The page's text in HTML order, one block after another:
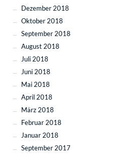
Dezember 2018
Oktober 2018
September 2018
August 2018
Juli 2018
Juni 2018
Mai 2018
April 2018
März 2018
Februar 2018
Januar 2018
September 2017